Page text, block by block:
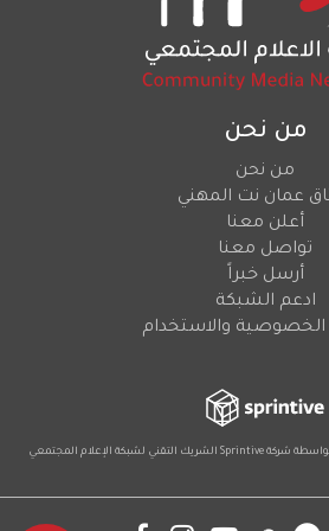
من نحن
من نحن
عمان نت المهني
أعلن معنا
تواصل معنا
أرسل خبراً
ادعم الشبكة
والاستخدام
شركةSprintive الشريك التقني لشبكة الإعلام المجتمعي